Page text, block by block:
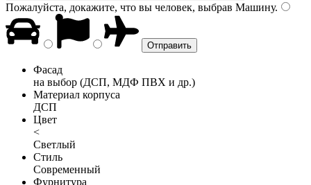
Пожалуйста, докажите, что вы человек, выбрав Машину.
Фасад
на выбор (ДСП, МДФ ПВХ и др.)
Материал корпуса
ДСП
Цвет
<
Светлый
Стиль
Современный
Фурнитура